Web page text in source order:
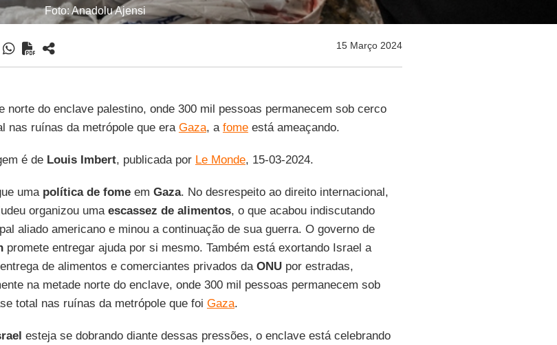
Foto: Anadolu Ajensi
15 Março 2024
norte do enclave palestino, onde 300 mil pessoas permanecem sob cerco
nas ruínas da metrópole que era Gaza, a fomeestá ameaçando.
é de Louis Imbert, publicada por Le Monde, 15-03-2024.
uma política de fomeem Gaza. No desrespeito ao direito internacional,
organizou uma escassez de alimentos, o que acabou indiscutando
aliado americano e minou a continuação de sua guerra. O governo de
promete entregar ajuda por si mesmo. Também está exortando Israel a
de alimentos e comerciantes privados da ONUpor estradas,
na metade norte do enclave, onde 300 mil pessoas permanecem sob
total nas ruínas da metrópole que foi Gaza.
esteja se dobrando diante dessas pressões, o enclave está celebrando